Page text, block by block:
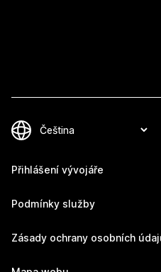
Přihlášení vývojáře
Podmínky služby
Zásady ochrany osobních